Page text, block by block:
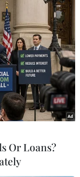
Or Loans?